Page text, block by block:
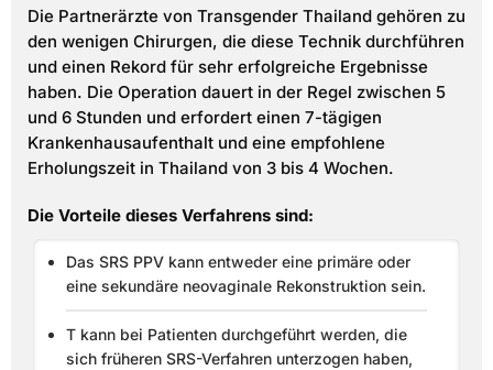
Die Partnerärzte von Transgender Thailand gehören zu
den wenigen Chirurgen, die diese Technik durchführen
und einen Rekord für sehr erfolgreiche Ergebnisse
haben. Die Operation dauert in der Regel zwischen 5
und 6 Stunden und erfordert einen 7-tägigen
Krankenhausaufenthalt und eine empfohlene
Erholungszeit in Thailand von 3 bis 4 Wochen.
Die Vorteile dieses Verfahrens sind:
Das SRS PPV kann entweder eine primäre oder
eine sekundäre neovaginale Rekonstruktion sein.
T kann bei Patienten durchgeführt werden, die
sich früheren SRS-Verfahren unterzogen haben,